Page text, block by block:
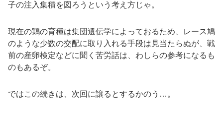
子の注入集積を図ろうという考え方じゃ。
現在の鶏の育種は集団遺伝学によっておるため、レース鳩
のような少数の交配に取り入れる手段は見当たらぬが、戦
前の産卵検定などに聞く苦労話は、わしらの参考になるも
のもあるぞ。
ではこの続きは、次回に譲るとするかのう…。